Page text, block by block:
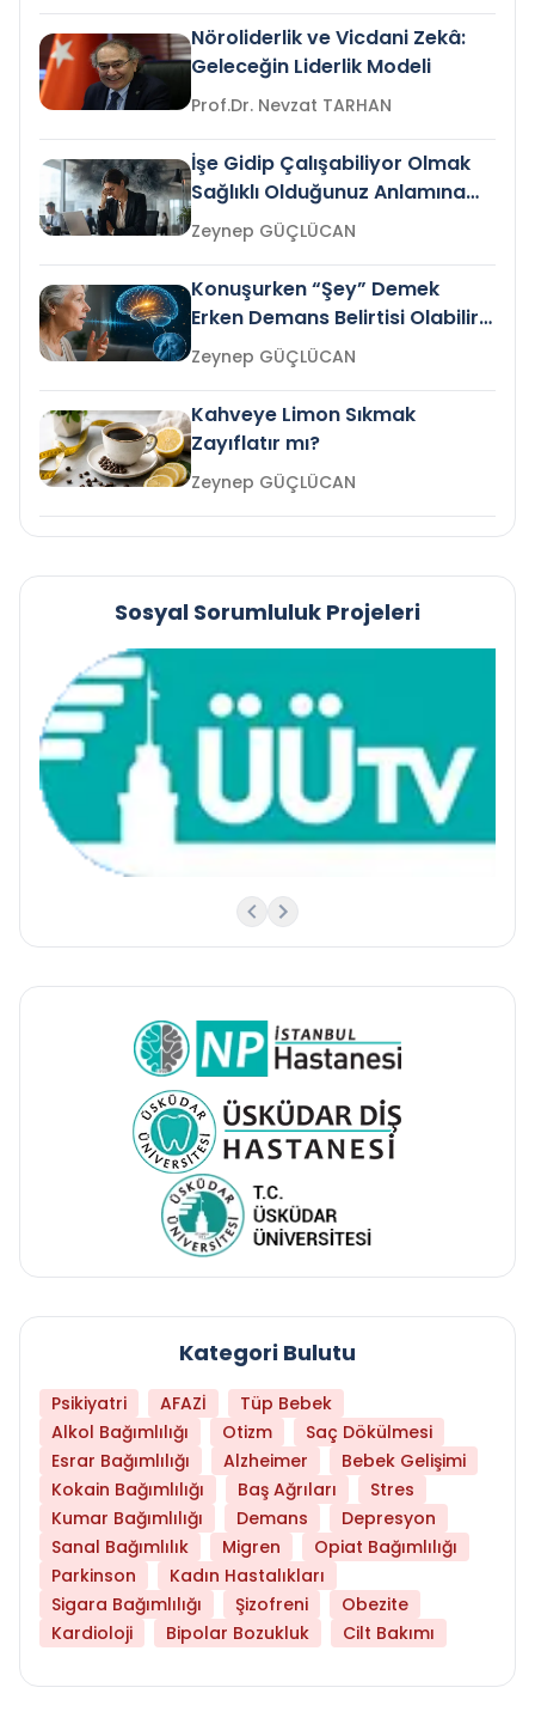
Nöroliderlik ve Vicdani Zekâ:
Geleceğin Liderlik Modeli
Prof.Dr. Nevzat TARHAN
İşe Gidip Çalışabiliyor Olmak
Sağlıklı Olduğunuz Anlamına
Gelir mi?Zeynep GÜÇLÜCAN
Konuşurken “Şey” Demek
Erken Demans Belirtisi Olabilir
mi?
Zeynep GÜÇLÜCAN
Kahveye Limon Sıkmak
Zayıflatır mı?
Zeynep GÜÇLÜCAN
Sosyal Sorumluluk Projeleri
Kategori Bulutu
Psikiyatri AFAZİ
Tüp Bebek
Alkol Bağımlılığı
Otizm
Saç Dökülmesi
Esrar Bağımlılığı
Alzheimer
Bebek Gelişimi
Kokain Bağımlılığı
Baş Ağrıları
Stres
Kumar Bağımlılığı
Demans
Depresyon
Sanal Bağımlılık
Migren
Opiat Bağımlılığı
Parkinson
Kadın Hastalıkları
Sigara Bağımlılığı
Şizofreni
Obezite
Kardioloji
Bipolar Bozukluk Cilt Bakımı